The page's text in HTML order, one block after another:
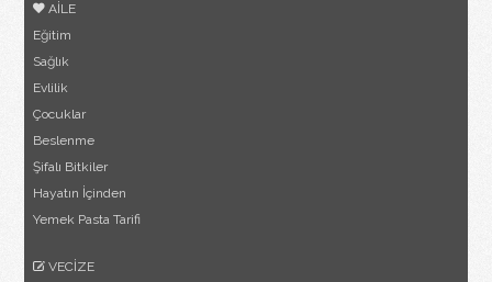
AİLE
Eğitim
Sağlık
Evlilik
Çocuklar
Beslenme
Şifalı Bitkiler
Hayatın İçinden
Yemek Pasta Tarifi
VECİZE